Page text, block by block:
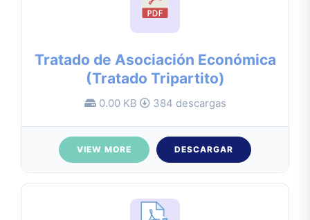
Tratado de Asociación Económica
(Tratado Tripartito)
0.00 KB 384 descargas
VIEW MORE DESCARGAR